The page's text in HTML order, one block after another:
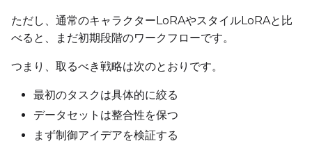
Width
ただし、通常のキャラクターLoRAやスタイルLoRAと比
べると、まだ初期段階のワークフローです。
つまり、取るべき戦略は次のとおりです。
最初のタスクは具体的に絞る
データセットは整合性を保つ
まず制御アイデアを検証する